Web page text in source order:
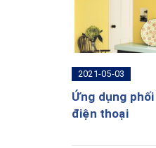
2021-05-03
Ứng dụng
điện thoại